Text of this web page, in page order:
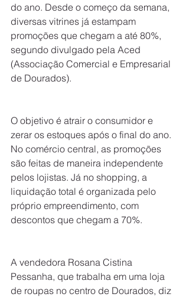
do ano. Desde o começo da semana,
diversas vitrines já estampam
promoções que chegam a até 80%,
segundo divulgado pela Aced
(Associação Comercial e Empresarial
de Dourados).
O objetivo é atrair o consumidor e
zerar os estoques após o final do ano.
No comércio central, as promoções
são feitas de maneira independente
pelos lojistas. Já no shopping, a
liquidação total é organizada pelo
próprio empreendimento, com
descontos que chegam a 70%.
A vendedora Rosana Cistina
Pessanha, que trabalha em uma loja
de roupas no centro de Dourados, diz